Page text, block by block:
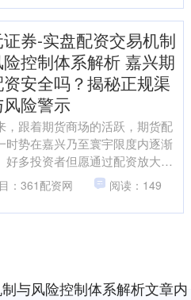
券-实盘配资交易机制
控制体系解析 嘉兴期
安全吗？揭秘正规渠
险警示
，跟着期货商场的活跃，期货配
时势在嘉兴乃至寰宇限度内逐渐
好多投资者但愿通过配资放大资
，获取更高收益，但同期也对配
全性心存疑虑。那么....
：361配资网 阅读：149
与风险控制体系解析文章内